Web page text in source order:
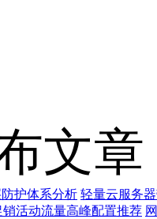
文章
护体系分析 轻量云服务
活动流量高峰配置推荐